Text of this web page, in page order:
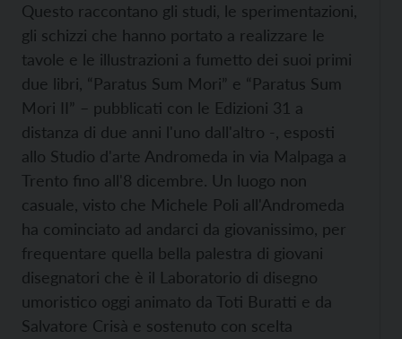
Questo raccontano gli studi, le sperimentazioni,
gli schizzi che hanno portato a realizzare le
tavole e le illustrazioni a fumetto dei suoi primi
due libri, “Paratus Sum Mori” e “Paratus Sum
Mori II” – pubblicati con le Edizioni 31 a
distanza di due anni l'uno dall'altro -, esposti
allo Studio d'arte Andromeda in via Malpaga a
Trento fino all'8 dicembre. Un luogo non
casuale, visto che Michele Poli all'Andromeda
ha cominciato ad andarci da giovanissimo, per
frequentare quella bella palestra di giovani
disegnatori che è il Laboratorio di disegno
umoristico oggi animato da Toti Buratti e da
Salvatore Crisà e sostenuto con scelta